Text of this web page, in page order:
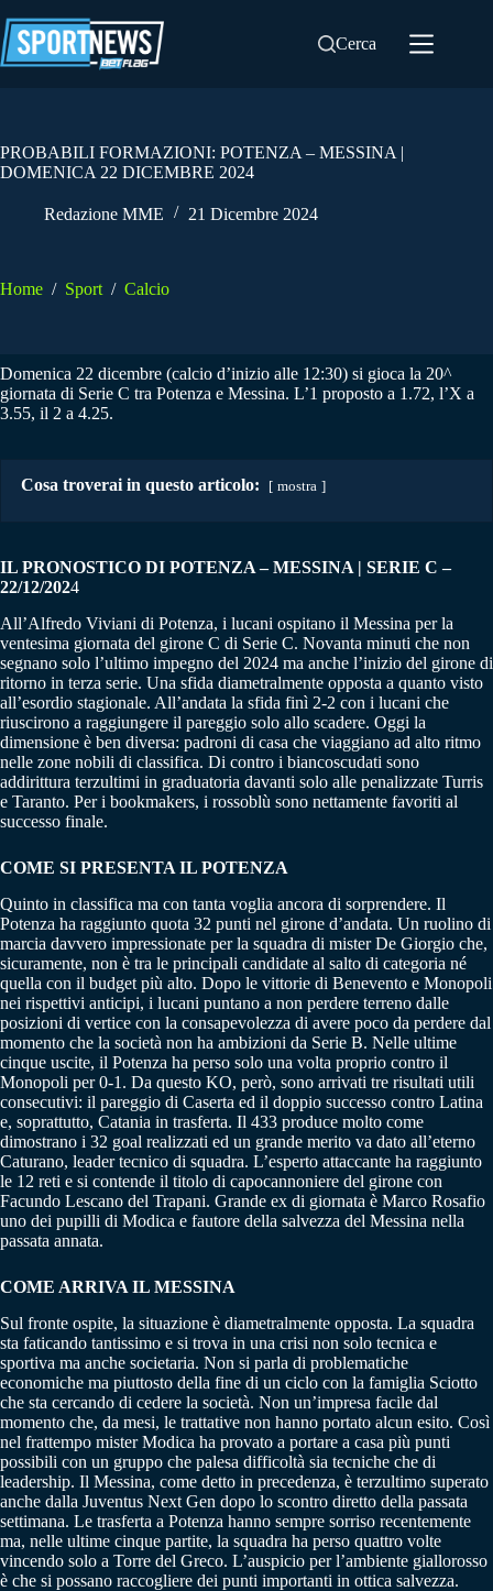
al
contenuto
Cerca
PROBABILI FORMAZIONI: POTENZA – MESSINA |
DOMENICA 22 DICEMBRE 2024
Redazione MME 21 Dicembre 2024
Home / Sport / Calcio
Domenica 22 dicembre (calcio d’inizio alle 12:30) si gioca la 20^
giornata di Serie C tra Potenza e Messina. L’1 proposto a 1.72, l’X a
3.55, il 2 a 4.25.
Cosa troverai in questo articolo: mostra
IL PRONOSTICO DI POTENZA – MESSINA | SERIE C –
22/12/2024
All’Alfredo Viviani di Potenza, i lucani ospitano il Messina per la
ventesima giornata del girone C di Serie C. Novanta minuti che non
segnano solo l’ultimo impegno del 2024 ma anche l’inizio del girone di
ritorno in terza serie. Una sfida diametralmente opposta a quanto visto
all’esordio stagionale. All’andata la sfida finì 2-2 con i lucani che
riuscirono a raggiungere il pareggio solo allo scadere. Oggi la
dimensione è ben diversa: padroni di casa che viaggiano ad alto ritmo
nelle zone nobili di classifica. Di contro i biancoscudati sono
addirittura terzultimi in graduatoria davanti solo alle penalizzate Turris
e Taranto. Per i bookmakers, i rossoblù sono nettamente favoriti al
successo finale.
COME SI PRESENTA IL POTENZA
Quinto in classifica ma con tanta voglia ancora di sorprendere. Il
Potenza ha raggiunto quota 32 punti nel girone d’andata. Un ruolino di
marcia davvero impressionate per la squadra di mister De Giorgio che,
sicuramente, non è tra le principali candidate al salto di categoria né
quella con il budget più alto. Dopo le vittorie di Benevento e Monopoli
nei rispettivi anticipi, i lucani puntano a non perdere terreno dalle
posizioni di vertice con la consapevolezza di avere poco da perdere dal
momento che la società non ha ambizioni da Serie B. Nelle ultime
cinque uscite, il Potenza ha perso solo una volta proprio contro il
Monopoli per 0-1. Da questo KO, però, sono arrivati tre risultati utili
consecutivi: il pareggio di Caserta ed il doppio successo contro Latina
e, soprattutto, Catania in trasferta. Il 433 produce molto come
dimostrano i 32 goal realizzati ed un grande merito va dato all’eterno
Caturano, leader tecnico di squadra. L’esperto attaccante ha raggiunto
le 12 reti e si contende il titolo di capocannoniere del girone con
Facundo Lescano del Trapani. Grande ex di giornata è Marco Rosafio
uno dei pupilli di Modica e fautore della salvezza del Messina nella
passata annata.
COME ARRIVA IL MESSINA
Sul fronte ospite, la situazione è diametralmente opposta. La squadra
sta faticando tantissimo e si trova in una crisi non solo tecnica e
sportiva ma anche societaria. Non si parla di problematiche
economiche ma piuttosto della fine di un ciclo con la famiglia Sciotto
che sta cercando di cedere la società. Non un’impresa facile dal
momento che, da mesi, le trattative non hanno portato alcun esito. Così
nel frattempo mister Modica ha provato a portare a casa più punti
possibili con un gruppo che palesa difficoltà sia tecniche che di
leadership. Il Messina, come detto in precedenza, è terzultimo superato
anche dalla Juventus Next Gen dopo lo scontro diretto della passata
settimana. Le trasferta a Potenza hanno sempre sorriso recentemente
ma, nelle ultime cinque partite, la squadra ha perso quattro volte
vincendo solo a Torre del Greco. L’auspicio per l’ambiente giallorosso
è che si possano raccogliere dei punti importanti in ottica salvezza.